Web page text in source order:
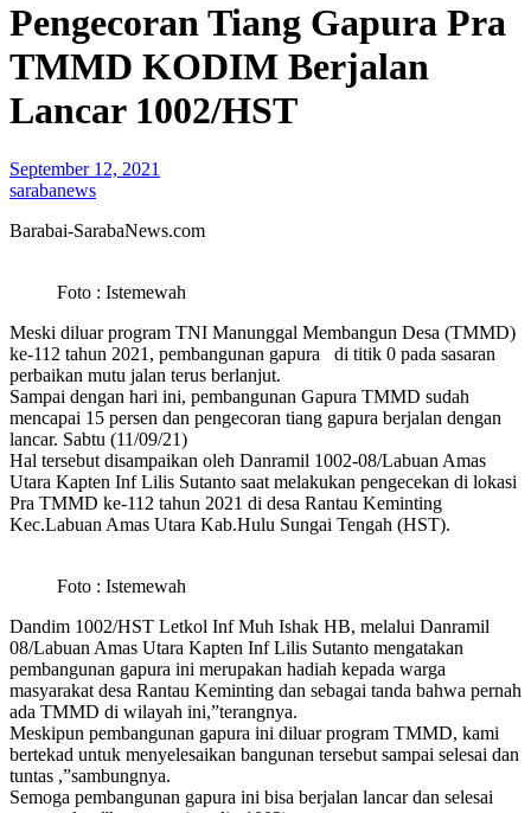
Pengecoran Tiang Gapura Pra
TMMD KODIM Berjalan
Lancar 1002/HST
September 12, 2021
sarabanews
Barabai-SarabaNews.com
Foto : Istemewah
Meski diluar program TNI Manunggal Membangun Desa (TMMD)
ke-112 tahun 2021, pembangunan gapura di titik 0 pada sasaran
perbaikan mutu jalan terus berlanjut.
Sampai dengan hari ini, pembangunan Gapura TMMD sudah
mencapai 15 persen dan pengecoran tiang gapura berjalan dengan
lancar. Sabtu (11/09/21)
Hal tersebut disampaikan oleh Danramil 1002-08/Labuan Amas
Utara Kapten Inf Lilis Sutanto saat melakukan pengecekan di lokasi
Pra TMMD ke-112 tahun 2021 di desa Rantau Keminting
Kec.Labuan Amas Utara Kab.Hulu Sungai Tengah (HST).
Foto : Istemewah
Dandim 1002/HST Letkol Inf Muh Ishak HB, melalui Danramil
08/Labuan Amas Utara Kapten Inf Lilis Sutanto mengatakan
pembangunan gapura ini merupakan hadiah kepada warga
masyarakat desa Rantau Keminting dan sebagai tanda bahwa pernah
ada TMMD di wilayah ini,”terangnya.
Meskipun pembangunan gapura ini diluar program TMMD, kami
bertekad untuk menyelesaikan bangunan tersebut sampai selesai dan
tuntas ,”sambungnya.
Semoga pembangunan gapura ini bisa berjalan lancar dan selesai